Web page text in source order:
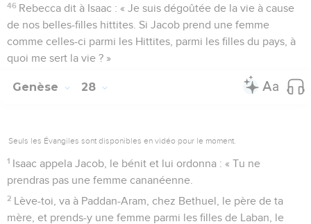
46 Rebecca dit à Isaac : « Je suis dégoûtée de la vie à cause
de nos belles-filles hittites. Si Jacob prend une femme
comme celles-ci parmi les Hittites, parmi les filles du pays, à
quoi me sert la vie ? »
Genèse 28
Seuls les Évangiles sont disponibles en vidéo pour le moment.
1 Isaac appela Jacob, le bénit et lui ordonna : « Tu ne
prendras pas une femme cananéenne.
2 Lève-toi, va à Paddan-Aram, chez Bethuel, le père de ta
mère, et prends-y une femme parmi les filles de Laban, le